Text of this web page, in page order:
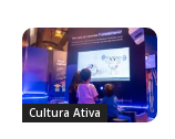
Cultura Ativa